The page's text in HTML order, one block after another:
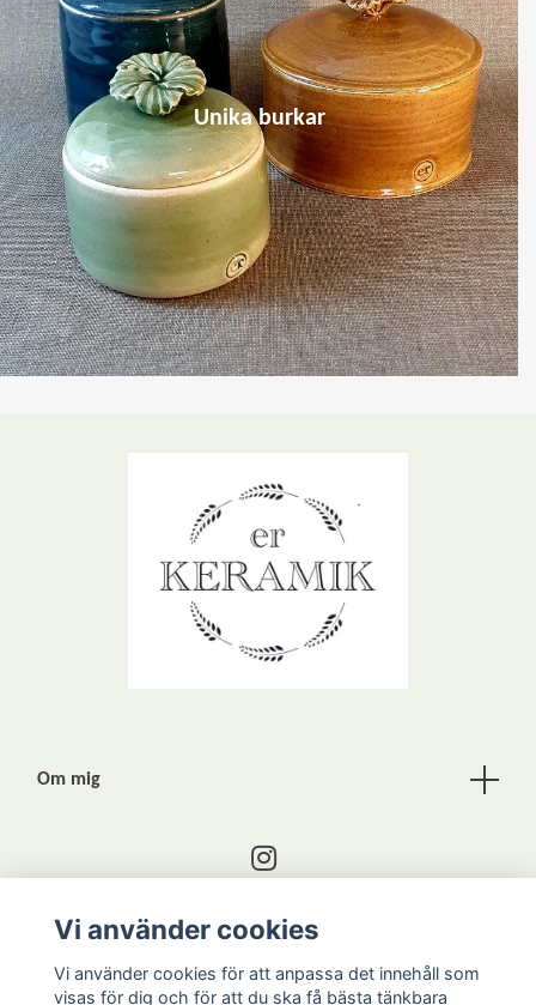
Unika burkar
Om mig
Kontakta mig
Vi använder cookies
Vi använder cookies för att anpassa det innehåll som
visas för dig och för att du ska få bästa tänkbara